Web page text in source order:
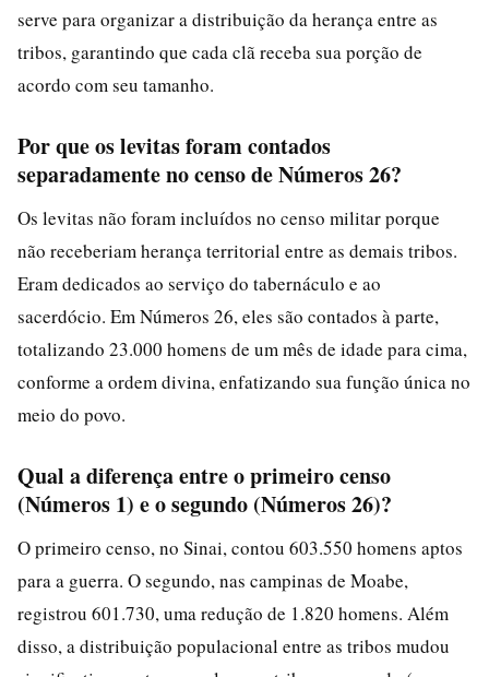
serve para organizar a distribuição da herança entre as
tribos, garantindo que cada clã receba sua porção de
acordo com seu tamanho.
Por que os levitas foram contados
separadamente no censo de Números 26?
Os levitas não foram incluídos no censo militar porque
não receberiam herança territorial entre as demais tribos.
Eram dedicados ao serviço do tabernáculo e ao
sacerdócio. Em Números 26, eles são contados à parte,
totalizando 23.000 homens de um mês de idade para cima,
conforme a ordem divina, enfatizando sua função única no
meio do povo.
Qual a diferença entre o primeiro censo
(Números 1) e o segundo (Números 26)?
O primeiro censo, no Sinai, contou 603.550 homens aptos
para a guerra. O segundo, nas campinas de Moabe,
registrou 601.730, uma redução de 1.820 homens. Além
disso, a distribuição populacional entre as tribos mudou